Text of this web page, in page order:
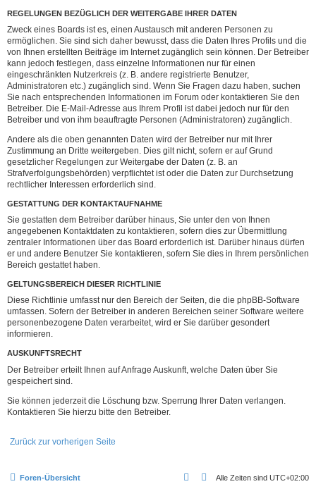
REGELUNGEN BEZÜGLICH DER WEITERGABE IHRER DATEN
Zweck eines Boards ist es, einen Austausch mit anderen Personen zu
ermöglichen. Sie sind sich daher bewusst, dass die Daten Ihres Profils und die
von Ihnen erstellten Beiträge im Internet zugänglich sein können. Der Betreiber
kann jedoch festlegen, dass einzelne Informationen nur für einen
eingeschränkten Nutzerkreis (z. B. andere registrierte Benutzer,
Administratoren etc.) zugänglich sind. Wenn Sie Fragen dazu haben, suchen
Sie nach entsprechenden Informationen im Forum oder kontaktieren Sie den
Betreiber. Die E-Mail-Adresse aus Ihrem Profil ist dabei jedoch nur für den
Betreiber und von ihm beauftragte Personen (Administratoren) zugänglich.
Andere als die oben genannten Daten wird der Betreiber nur mit Ihrer
Zustimmung an Dritte weitergeben. Dies gilt nicht, sofern er auf Grund
gesetzlicher Regelungen zur Weitergabe der Daten (z. B. an
Strafverfolgungsbehörden) verpflichtet ist oder die Daten zur Durchsetzung
rechtlicher Interessen erforderlich sind.
GESTATTUNG DER KONTAKTAUFNAHME
Sie gestatten dem Betreiber darüber hinaus, Sie unter den von Ihnen
angegebenen Kontaktdaten zu kontaktieren, sofern dies zur Übermittlung
zentraler Informationen über das Board erforderlich ist. Darüber hinaus dürfen
er und andere Benutzer Sie kontaktieren, sofern Sie dies in Ihrem persönlichen
Bereich gestattet haben.
GELTUNGSBEREICH DIESER RICHTLINIE
Diese Richtlinie umfasst nur den Bereich der Seiten, die die phpBB-Software
umfassen. Sofern der Betreiber in anderen Bereichen seiner Software weitere
personenbezogene Daten verarbeitet, wird er Sie darüber gesondert
informieren.
AUSKUNFTSRECHT
Der Betreiber erteilt Ihnen auf Anfrage Auskunft, welche Daten über Sie
gespeichert sind.
Sie können jederzeit die Löschung bzw. Sperrung Ihrer Daten verlangen.
Kontaktieren Sie hierzu bitte den Betreiber.
Zurück zur vorherigen Seite
Foren-Übersicht Alle Zeiten sind UTC+02:00